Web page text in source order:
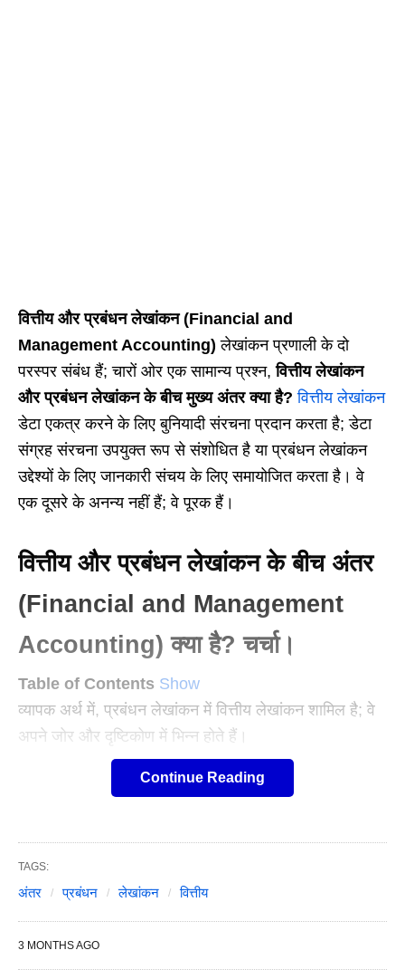
वित्तीय और प्रबंधन लेखांकन (Financial and
Management Accounting) लेखांकन प्रणाली के दो
परस्पर संबंध हैं; चारों ओर एक सामान्य प्रश्न,वित्तीय लेखांकन
और प्रबंधन लेखांकन के बीच मुख्य अंतर क्या है? वित्तीय लेखांकन
डेटा एकत्र करने के लिए बुनियादी संरचना प्रदान करता है; डेटा
संग्रह संरचना उपयुक्त रूप से संशोधित है या प्रबंधन लेखांकन
उद्देश्यों के लिए जानकारी संचय के लिए समायोजित करता है। वे
एक दूसरे के अनन्य नहीं हैं; वे पूरक हैं।
वित्तीय और प्रबंधन लेखांकन के बीच अंतर
(Financial and Management
Accounting) क्या है? चर्चा।
Table of Contents Show
व्यापक अर्थ में, प्रबंधन लेखांकन में वित्तीय लेखांकन शामिल है; वे
अपने जोर और दृष्टिकोण में भिन्न होते हैं।
Continue Reading
TAGS:
अंतर प्रबंधन लेखांकन वित्तीय
3 MONTHS AGO